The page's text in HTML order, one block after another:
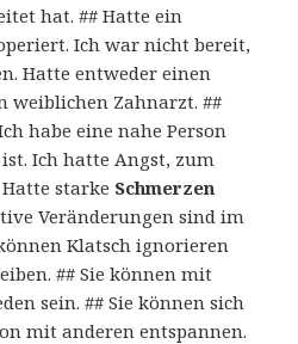
hat. ## Hatte ein
Ich war nicht bereit,
Hatte entweder einen
weiblichen Zahnarzt. ##
habe eine nahe Person
Ich hatte Angst, zum
starke Schmerzen
Veränderungen sind im
Klatsch ignorieren
## Sie können mit
sein. ## Sie können sich
mit anderen entspannen.